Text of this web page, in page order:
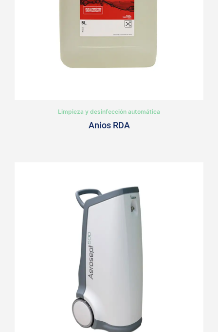
Limpieza y desinfección automática
Anios RDA